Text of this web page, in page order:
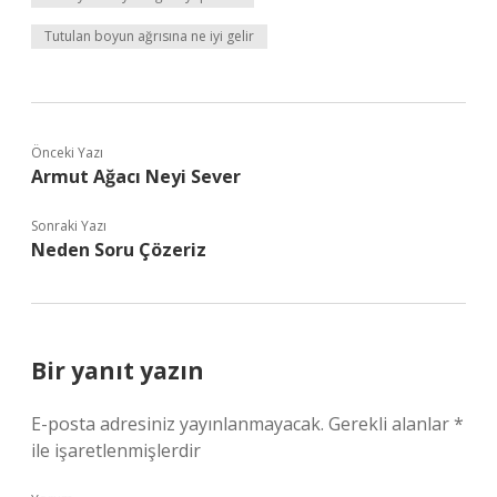
Tutulan boyun ağrısına ne iyi gelir
Önceki Yazı
Armut Ağacı Neyi Sever
Sonraki Yazı
Neden Soru Çözeriz
Bir yanıt yazın
E-posta adresiniz yayınlanmayacak. Gerekli alanlar*
ile işaretlenmişlerdir